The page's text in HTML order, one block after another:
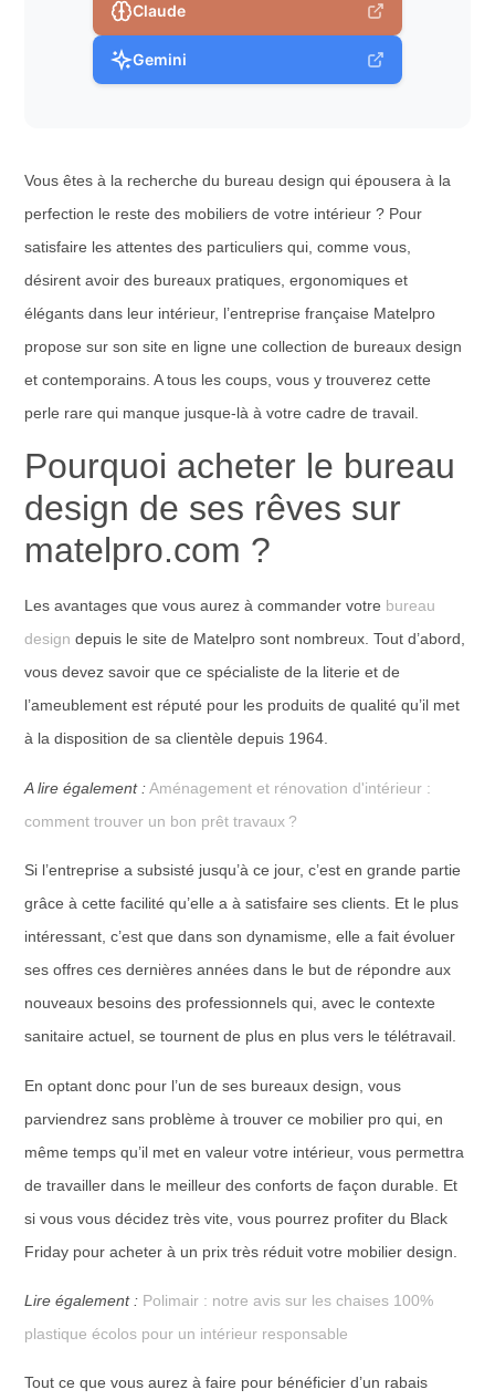
Claude
Gemini
Vous êtes à la recherche du bureau design qui épousera à la
perfection le reste des mobiliers de votre intérieur ? Pour
satisfaire les attentes des particuliers qui, comme vous,
désirent avoir des bureaux pratiques, ergonomiques et
élégants dans leur intérieur, l’entreprise française Matelpro
propose sur son site en ligne une collection de bureaux design
et contemporains. A tous les coups, vous y trouverez cette
perle rare qui manque jusque-là à votre cadre de travail.
Pourquoi acheter le bureau
design de ses rêves sur
matelpro.com ?
Les avantages que vous aurez à commander votre bureau
design depuis le site de Matelpro sont nombreux. Tout d’abord,
vous devez savoir que ce spécialiste de la literie et de
l’ameublement est réputé pour les produits de qualité qu’il met
à la disposition de sa clientèle depuis 1964.
A lire également : Aménagement et rénovation d'intérieur :
comment trouver un bon prêt travaux ?
Si l’entreprise a subsisté jusqu’à ce jour, c’est en grande partie
grâce à cette facilité qu’elle a à satisfaire ses clients. Et le plus
intéressant, c’est que dans son dynamisme, elle a fait évoluer
ses offres ces dernières années dans le but de répondre aux
nouveaux besoins des professionnels qui, avec le contexte
sanitaire actuel, se tournent de plus en plus vers le télétravail.
En optant donc pour l’un de ses bureaux design, vous
parviendrez sans problème à trouver ce mobilier pro qui, en
même temps qu’il met en valeur votre intérieur, vous permettra
de travailler dans le meilleur des conforts de façon durable. Et
si vous vous décidez très vite, vous pourrez profiter du Black
Friday pour acheter à un prix très réduit votre mobilier design.
Lire également : Polimair : notre avis sur les chaises 100%
plastique écolos pour un intérieur responsable
Tout ce que vous aurez à faire pour bénéficier d’un rabais